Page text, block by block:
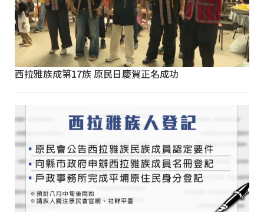
西拉雅族成第17族 原民日慶賀正名成功